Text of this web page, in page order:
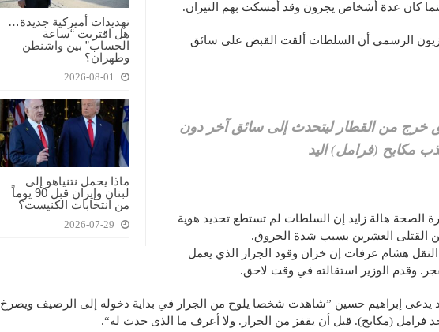
تهديدات أميركية جديدة…
هل اقتربت “ساعة
الحساب” بين واشنطن
وطهران؟
2026-08-01
ماذا يحمل نتنياهو إلى
لبنان وإيران قبل 90 يوماً
من انتخابات الكنيست؟
2026-07-29
كان عدة أشخاص يجرون وقد أمسكت بهم النيران.
الرسمي أن السلطات ألقت القبض على سائق
خرج من القطار ليتحدث إلى سائق آخر دون
مكابح (فرامل) اليد
الصحة هالة زايد إن السلطات لم تستطع تحديد هوية
من القتلى العشرين بسبب شدة الحروق.
النقل هشام عرفات إن خزان وقود الجرار الذي يعمل
وقدم الوزير استقالته في وقت لاحق.
يدعى إبراهيم حسين ”شاهدت شخصا يلوح من الجرار في بداية دخوله إلى الرصيف ويصرخ
فرامل (مكابح). قبل أن يقفز من الجرار. ولا أعرف ما الذى حدث له“.